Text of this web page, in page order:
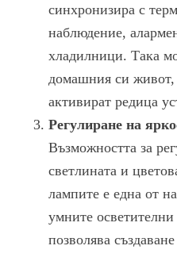
синхронизира с
наблюдение,
хладилници. Така
домашния си живот,
активират редица
Регулиране на
Възможността за
светлината и
лампите е една от
умните
позволява